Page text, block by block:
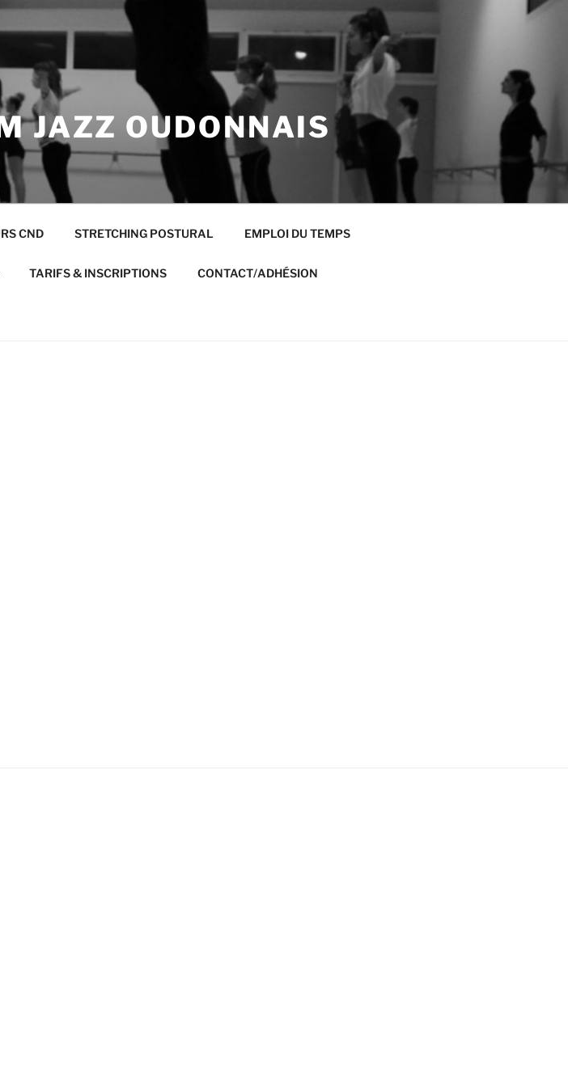
JAZZ OUDONNAIS
CND STRETCHING POSTURAL EMPLOI DU TEMPS
TARIFS & INSCRIPTIONS CONTACT/ADHÉSION